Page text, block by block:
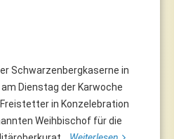
Schwarzenbergkaserne in
Dienstag der Karwoche
in Konzelebration
Weihbischof für die